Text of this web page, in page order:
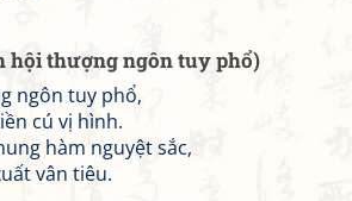
hội thượng ngôn tuy phổ)
ngôn tuy phổ,
cú vị hình.
hàm nguyệt sắc,
vân tiêu.